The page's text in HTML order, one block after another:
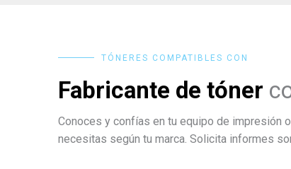
TÓNERES COMPATIBLES CON
Fabricante de tóner
Conoces y confías en tu equipo de impresión
necesitas según tu marca. Solicita informes